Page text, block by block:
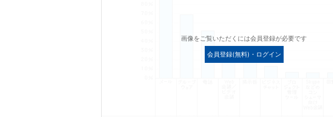
画像をご覧いただくには会員登録が必要です
会員登録(無料)・ログイン